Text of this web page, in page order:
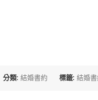
分類: 結婚書約 標籤: 結婚書